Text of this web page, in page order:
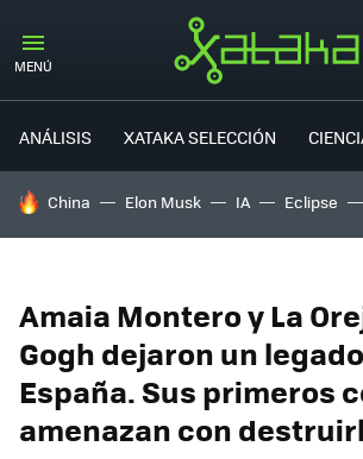
MENÚ
ANÁLISIS XATAKA SELECCIÓN
HOY SE HABLA DE
China Elon Musk IA Eclipse
Amaia Montero y La
Gogh dejaron un
España. Sus primeros
amenazan con